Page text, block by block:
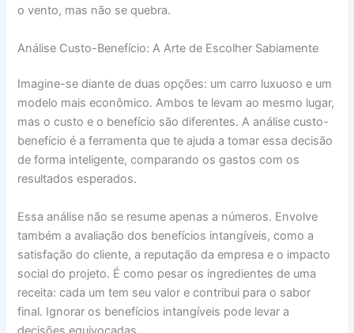
o vento, mas não se quebra.
Análise Custo-Benefício: A Arte de Escolher Sabiamente
Imagine-se diante de duas opções: um carro luxuoso e um
modelo mais econômico. Ambos te levam ao mesmo lugar,
mas o custo e o benefício são diferentes. A análise custo-
benefício é a ferramenta que te ajuda a tomar essa decisão
de forma inteligente, comparando os gastos com os
resultados esperados.
Essa análise não se resume apenas a números. Envolve
também a avaliação dos benefícios intangíveis, como a
satisfação do cliente, a reputação da empresa e o impacto
social do projeto. É como pesar os ingredientes de uma
receita: cada um tem seu valor e contribui para o sabor
final. Ignorar os benefícios intangíveis pode levar a